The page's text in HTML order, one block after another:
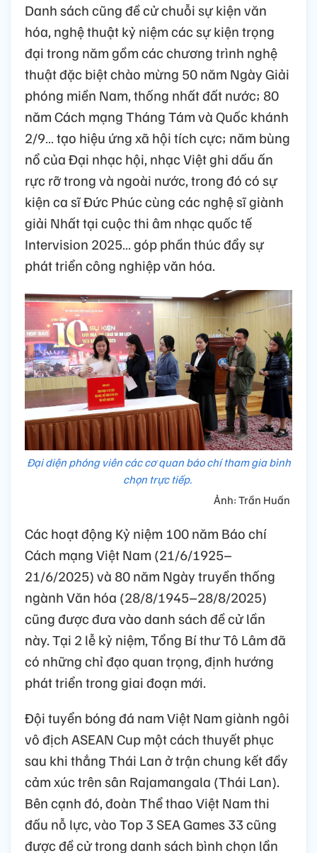
Danh sách cũng đề cử chuỗi sự kiện văn
hóa, nghệ thuật kỷ niệm các sự kiện trọng
đại trong năm gồm các chương trình nghệ
thuật đặc biệt chào mừng 50 năm Ngày Giải
phóng miền Nam, thống nhất đất nước; 80
năm Cách mạng Tháng Tám và Quốc khánh
2/9… tạo hiệu ứng xã hội tích cực; năm bùng
nổ của Đại nhạc hội, nhạc Việt ghi dấu ấn
rực rỡ trong và ngoài nước, trong đó có sự
kiện ca sĩ Đức Phúc cùng các nghệ sĩ giành
giải Nhất tại cuộc thi âm nhạc quốc tế
Intervision 2025… góp phần thúc đẩy sự
phát triển công nghiệp văn hóa.
Đại diện phóng viên các cơ quan báo chí tham gia bình
chọn trực tiếp.
Ảnh: Trần Huấn
Các hoạt động Kỷ niệm 100 năm Báo chí
Cách mạng Việt Nam (21/6/1925–
21/6/2025) và 80 năm Ngày truyền thống
ngành Văn hóa (28/8/1945–28/8/2025)
cũng được đưa vào danh sách đề cử lần
này. Tại 2 lễ kỷ niệm, Tổng Bí thư Tô Lâm đã
có những chỉ đạo quan trọng, định hướng
phát triển trong giai đoạn mới.
Đội tuyển bóng đá nam Việt Nam giành ngôi
vô địch ASEAN Cup một cách thuyết phục
sau khi thắng Thái Lan ở trận chung kết đầy
cảm xúc trên sân Rajamangala (Thái Lan).
Bên cạnh đó, đoàn Thể thao Việt Nam thi
đấu nỗ lực, vào Top 3 SEA Games 33 cũng
được đề cử trong danh sách bình chọn lần